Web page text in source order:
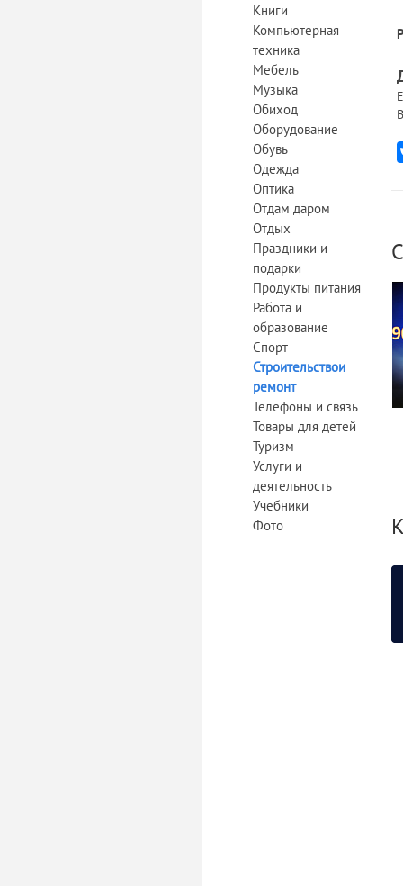
Книги
Компьютерная
техника
Мебель
Музыка
Обиход
Оборудование
Обувь
Одежда
Оптика
Отдам даром
Отдых
Праздники и
подарки
Продукты питания
Работа и
образование
Спорт
Строительствои
ремонт
Телефоны и связь
Товары для детей
Туризм
Услуги и
деятельность
Учебники
Фото